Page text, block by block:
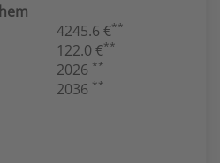
4245.6 €**
122.0 €**
2026 **
2036 **